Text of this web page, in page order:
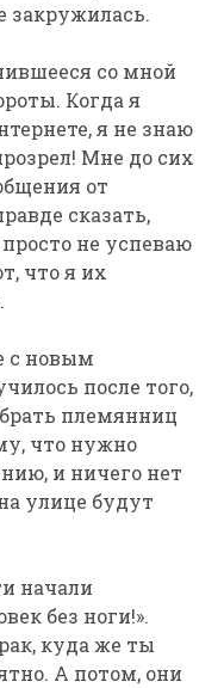
закружилась.
со мной
Когда я
я не знаю
Мне до сих
от
сказать,
не успеваю
что я их
с новым
после того,
племянниц
что нужно
и ничего нет
улице будут
начали
без ноги!».
куда же ты
А потом, они